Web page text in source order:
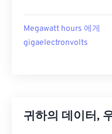
Megawatt hours 에게
gigaelectronvolts
귀하의 데이터,